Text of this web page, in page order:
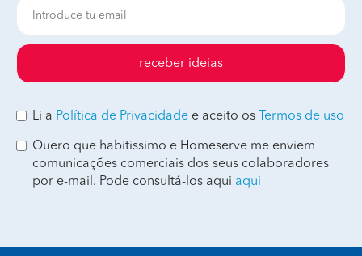
receber ideias
Li a Política de Privacidade e aceito os Termos de uso
Quero que habitissimo e Homeserve me enviem
comunicações comerciais dos seus colaboradores
por e-mail. Pode consultá-los aqui aqui